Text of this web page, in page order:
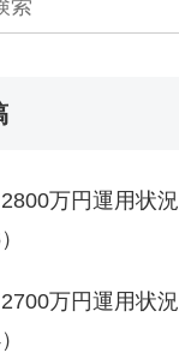
2800万円運用状況
2700万円運用状況